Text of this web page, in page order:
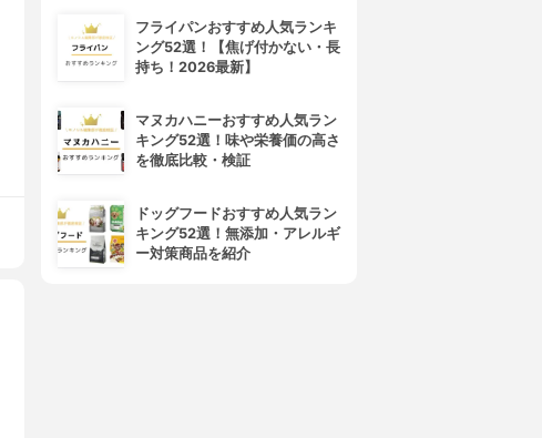
フライパンおすすめ人気ランキ
ング52選！【焦げ付かない・長
持ち！2026最新】
マヌカハニーおすすめ人気ラン
キング52選！味や栄養価の高さ
を徹底比較・検証
ドッグフードおすすめ人気ラン
キング52選！無添加・アレルギ
ー対策商品を紹介